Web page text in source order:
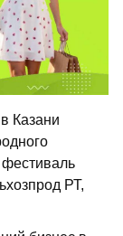
Казани
фестиваль
РТ,